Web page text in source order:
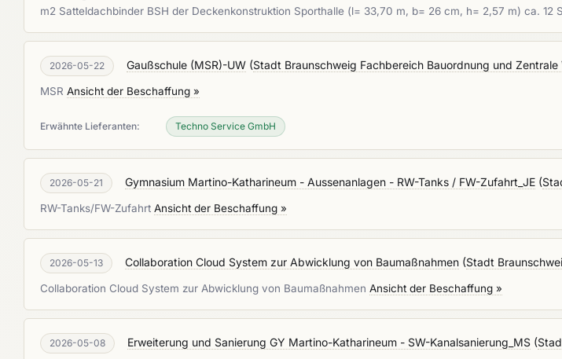
m2 Satteldachbinder BSH der Deckenkonstruktion Sporthalle (l= 33,70 m, b= 26 cm, h= 2,57 m) ca.
2026-05-22 Gaußschule (MSR)-UW (Stadt Braunschweig Fachbereich Bauordnung und Zentrale
MSR Ansicht der Beschaffung »
Erwähnte Lieferanten: Techno Service GmbH
2026-05-21 Gymnasium Martino-Katharineum - Aussenanlagen - RW-Tanks / FW-Zufahrt_JE (
RW-Tanks/FW-Zufahrt Ansicht der Beschaffung »
2026-05-13 Collaboration Cloud System zur Abwicklung von Baumaßnahmen (Stadt
Collaboration Cloud System zur Abwicklung von Baumaßnahmen Ansicht der Beschaffung »
2026-05-08 Erweiterung und Sanierung GY Martino-Katharineum - SW-Kanalsanierung_MS (